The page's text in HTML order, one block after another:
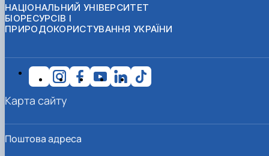
НАЦІОНАЛЬНИЙ УНІВЕРСИТЕТ
БІОРЕСУРСІВ І
ПРИРОДОКОРИСТУВАННЯ УКРАЇНИ
Поштова адреса
Карта сайту